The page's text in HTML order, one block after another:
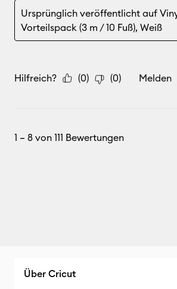
Über Cricut